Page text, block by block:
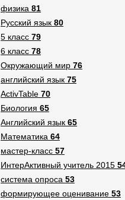
физика 81
Русский язык 80
5 класс 79
6 класс 78
Окружающий мир 76
английский язык 75
ActivTable 70
Биология 65
Английский язык 65
Математика 64
мастер-класс 57
ИнтерАктивный учитель 2015
система опроса 53
формирующее оценивание 53